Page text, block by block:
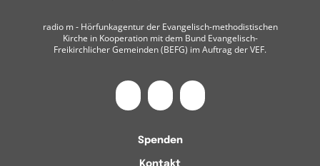
radio m ‐ Hörfunkagentur der Evangelisch-methodistischen
Kirche in Kooperation mit dem Bund Evangelisch-
Freikirchlicher Gemeinden (BEFG) im Auftrag der VEF.
Spenden